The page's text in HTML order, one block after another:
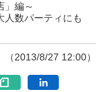
」編～
人数パーティにも
（2013/8/27 12:00）